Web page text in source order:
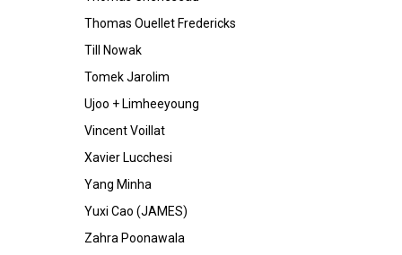
Thomas Ouellet Fredericks
Till Nowak
Tomek Jarolim
Ujoo + Limheeyoung
Vincent Voillat
Xavier Lucchesi
Yang Minha
Yuxi Cao (JAMES)
Zahra Poonawala